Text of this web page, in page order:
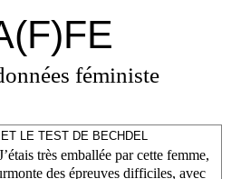
féministe
ET LE TEST DE BECHDEL
très emballée par cette femme,
des épreuves difficiles, avec